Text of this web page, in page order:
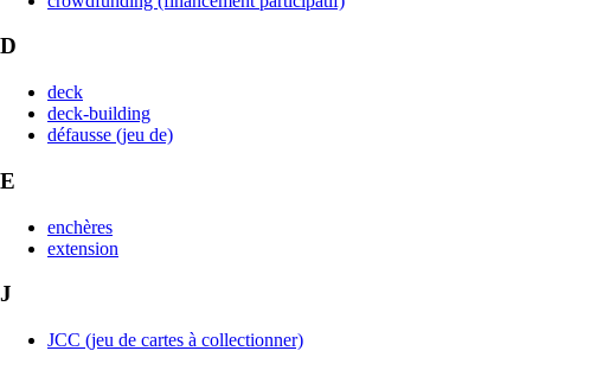
D
deck
deck-building
défausse (jeu de)
E
enchères
extension
J
JCC (jeu de cartes à collectionner)